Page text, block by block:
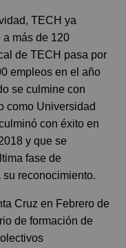
TECH ya
a más de 120
de TECH pasa por
empleos en el año
se culmine con
como Universidad
con éxito en
y que se
fase de
reconocimiento.
Cruz en Febrero de
de formación de